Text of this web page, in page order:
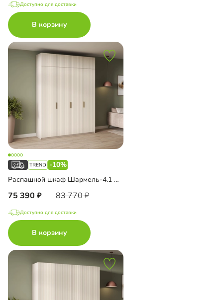
Доступно для доставки
В корзину
-10%
Распашной шкаф Шармель-4.1 Лайф с антресолью
75 390 83 770
Доступно для доставки
В корзину